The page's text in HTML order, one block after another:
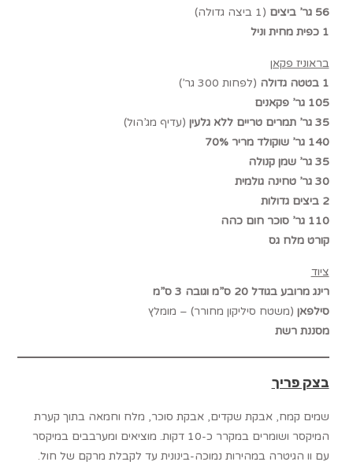
56 גר’ ביצים
(1 ביצה גדולה)
1 כפית מחית וניל
בראוניז פקאן
1 בטטה גדולה
(לפחות 300 גר’)
105 גר’ פקאנים
35 גר’ תמרים טריים ללא גלעין
(עדיף מג’הול)
140 גר’ שוקולד מריר 70%
35 גר’ שמן קנולה
30 גר’ טחינה גולמית
2 ביצים גדולות
110 גר’ סוכר חום כהה
קורט מלח גס
ציוד
רינג מרובע בגודל 20 ס”מ וגובה 3 ס”מ
סילפאן (משטח סיליקון מחורר) – מומלץ
מסננת רשת
בצק פריך
שמים קמח, אבקת שקדים, אבקת סוכר, מלח וחמאה בתוך קערת
המיקסר ושומרים במקרר כ-10 דקות. מוציאים ומערבבים במיקסר
עם וו הגיטרה במהירות נמוכה-בינונית עד לקבלת מרקם של חול.